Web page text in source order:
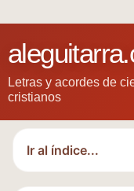
Letras y acordes de
cristianos